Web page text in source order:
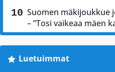
Suomen mäkijoukkue
– ”Tosi vaikeaa mäen
Luetuimmat